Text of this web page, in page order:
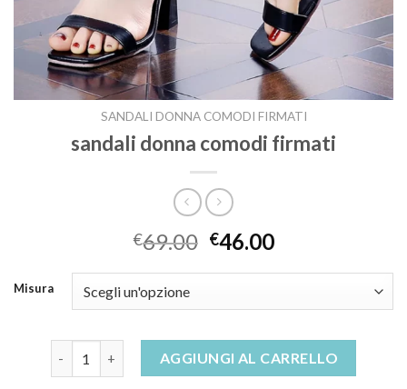
SANDALI DONNA COMODI FIRMATI
sandali donna comodi firmati
€69.00 €46.00
Misura
sandali donna comodi firmati quantità
AGGIUNGI AL CARRELLO